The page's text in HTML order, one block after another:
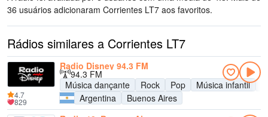
36 usuários adicionaram Corrientes LT7 aos favoritos.
Rádios similares a Corrientes LT7
Radio Disney 94.3 FM
94.3 FM
Música dançante
Rock Pop Música infantil
Argentina
Buenos Aires
4.7
829